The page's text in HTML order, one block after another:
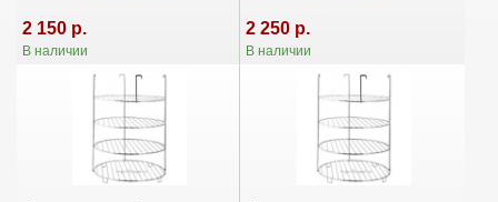
2 150 р.
В наличии
2 250 р.
В наличии